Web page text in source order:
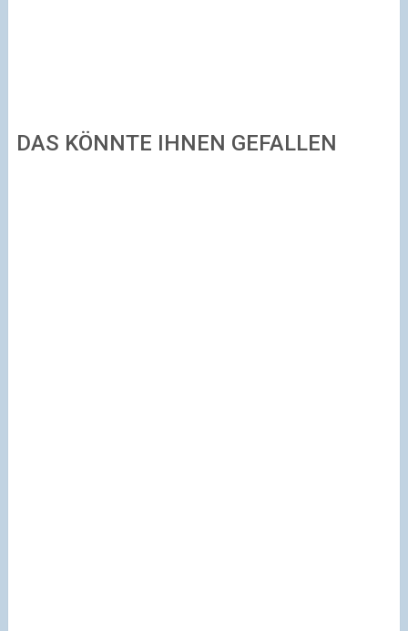
DAS KÖNNTE IHNEN GEFALLEN